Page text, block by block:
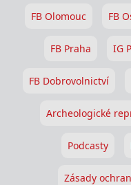
FB Olomouc FB
FB Praha IG
FB Dobrovolnictví
Archeologické
Podcasty
Zásady